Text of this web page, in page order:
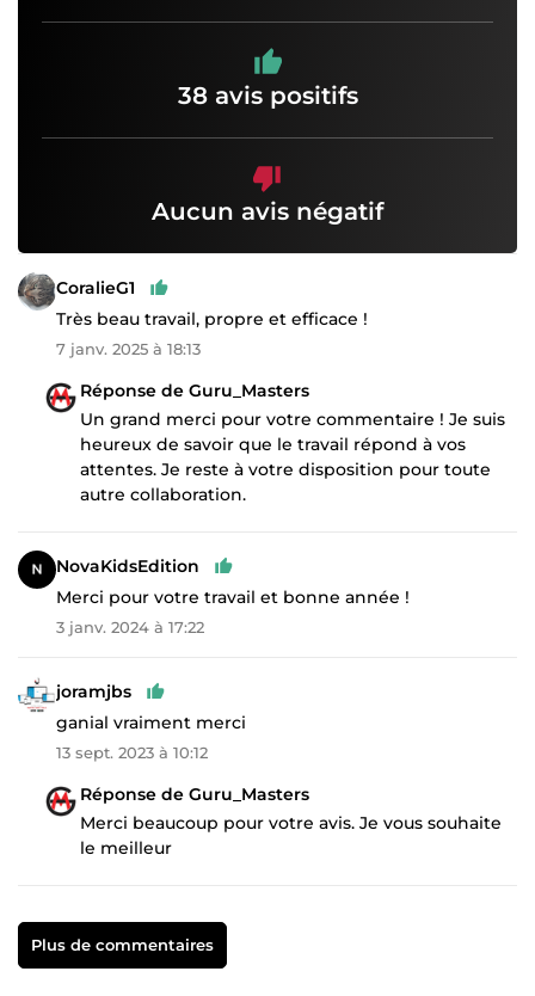
38 avis positifs
Aucun avis négatif
CoralieG1
Très beau travail, propre et efficace !
7 janv. 2025 à 18:13
Réponse de Guru_Masters
Un grand merci pour votre commentaire ! Je suis
heureux de savoir que le travail répond à vos
attentes. Je reste à votre disposition pour toute
autre collaboration.
NovaKidsEdition
Merci pour votre travail et bonne année !
3 janv. 2024 à 17:22
joramjbs
ganial vraiment merci
13 sept. 2023 à 10:12
Réponse de Guru_Masters
Merci beaucoup pour votre avis. Je vous souhaite
le meilleur
Plus de commentaires